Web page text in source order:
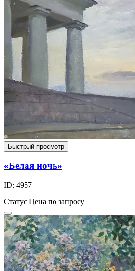
Быстрый просмотр
«Белая ночь»
ID: 4957
Статус Цена по запросу